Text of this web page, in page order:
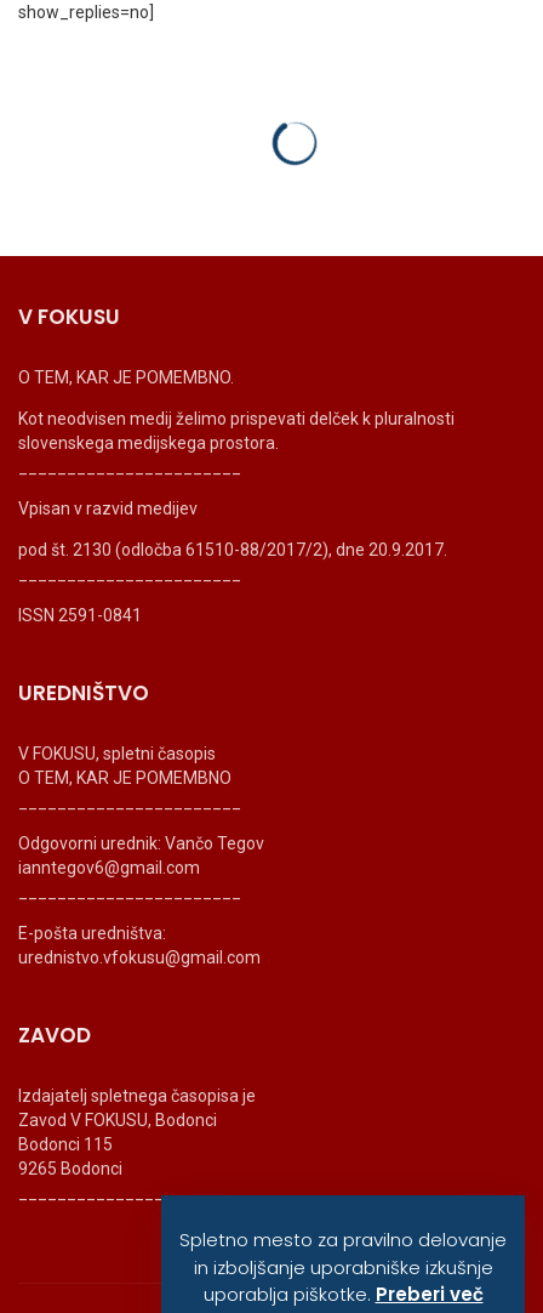
show_replies=no]
V FOKUSU
O TEM, KAR JE POMEMBNO.
Kot neodvisen medij želimo prispevati delček k pluralnosti
slovenskega medijskega prostora.
Vpisan v razvid medijev
pod št. 2130 (odločba 61510-88/2017/2), dne 20.9.2017.
ISSN 2591-0841
UREDNIŠTVO
V FOKUSU, spletni časopis
O TEM, KAR JE POMEMBNO
Odgovorni urednik: Vančo Tegov
ianntegov6@gmail.com
E-pošta uredništva:
urednistvo.vfokusu@gmail.com
ZAVOD
Izdajatelj spletnega časopisa je
Zavod V FOKUSU, Bodonci
Bodonci 115
9265 Bodonci
_______________________
Spletno mesto za pravilno delovanje
in izboljšanje uporabniške izkušnje
uporablja piškotke. Preberi več